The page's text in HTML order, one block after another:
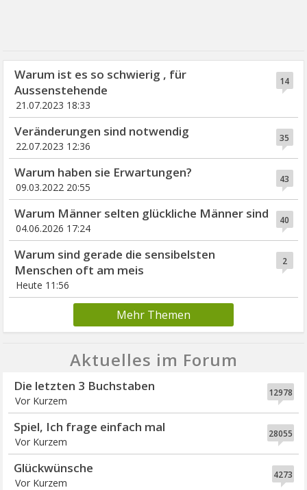
14
Warum ist es so schwierig , für
Aussenstehende
21.07.2023 18:33
35
Veränderungen sind notwendig
22.07.2023 12:36
43
Warum haben sie Erwartungen?
09.03.2022 20:55
40
Warum Männer selten glückliche Männer sind
04.06.2026 17:24
2
Warum sind gerade die sensibelsten
Menschen oft am meis
Heute 11:56
Mehr Themen
Aktuelles im Forum
12978
Die letzten 3 Buchstaben
Vor Kurzem
28055
Spiel, Ich frage einfach mal
Vor Kurzem
4273
Glückwünsche
Vor Kurzem